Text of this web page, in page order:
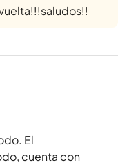
El
cuenta con